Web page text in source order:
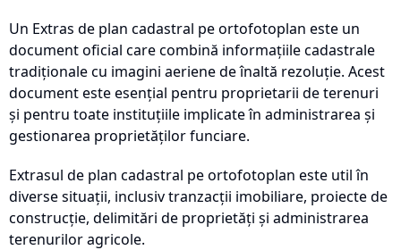
Un Extras de plan cadastral pe ortofotoplan este un
document oficial care combină informațiile cadastrale
tradiționale cu imagini aeriene de înaltă rezoluție. Acest
document este esențial pentru proprietarii de terenuri
și pentru toate instituțiile implicate în administrarea și
gestionarea proprietăților funciare.
Extrasul de plan cadastral pe ortofotoplan este util în
diverse situații, inclusiv tranzacții imobiliare, proiecte de
construcție, delimitări de proprietăți și administrarea
terenurilor agricole.